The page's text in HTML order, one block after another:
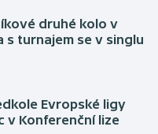
druhé kolo v
s turnajem se v singlu
Evropské ligy
v Konferenční lize